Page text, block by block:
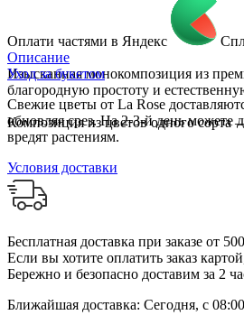
Оплати частями в Яндекс
Описание
Изысканная монокомпозиция из
благородную простоту и
Композиция из цветов одного сорта
Уход за букетом
Свежие цветы от La Rose
обновляя срез. На 2-3-й день
вредят растениям.
Условия доставки
Бесплатная доставка при заказе от
Если вы хотите оплатить заказ
Бережно и безопасно доставим за 2
Ближайшая доставка: Сегодня, с